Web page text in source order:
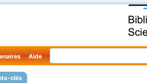
clés
Aide